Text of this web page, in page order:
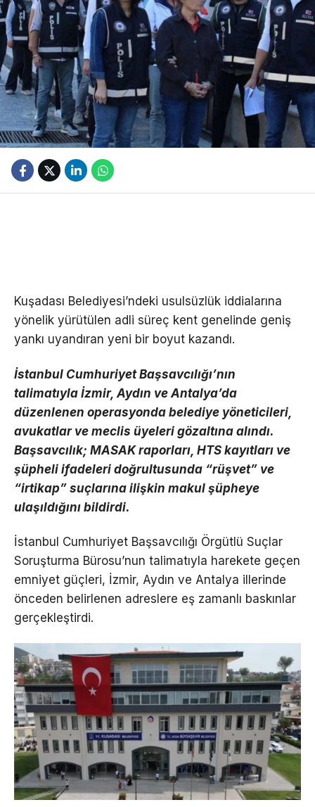
Kuşadası Belediyesi’ndeki usulsüzlük iddialarına
yönelik yürütülen adli süreç kent genelinde geniş
yankı uyandıran yeni bir boyut kazandı.
İstanbul Cumhuriyet Başsavcılığı’nın
talimatıyla İzmir, Aydın ve Antalya’da
düzenlenen operasyonda belediye yöneticileri,
avukatlar ve meclis üyeleri gözaltına alındı.
Başsavcılık; MASAK raporları, HTS kayıtları ve
şüpheli ifadeleri doğrultusunda “rüşvet” ve
“irtikap” suçlarına ilişkin makul şüpheye
ulaşıldığını bildirdi.
İstanbul Cumhuriyet Başsavcılığı Örgütlü Suçlar
Soruşturma Bürosu’nun talimatıyla harekete geçen
emniyet güçleri, İzmir, Aydın ve Antalya illerinde
önceden belirlenen adreslere eş zamanlı baskınlar
gerçekleştirdi.